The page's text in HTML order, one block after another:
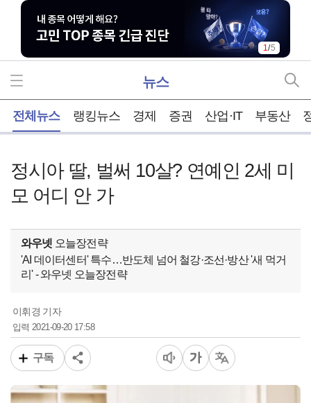
1/5
뉴스
전체뉴스 랭킹뉴스 경제 증권 산업·IT 부동산
정시아 딸, 벌써 10살? 연예인 2세 미
모 어디 안 가
와우넷 오늘장전략
'AI 데이터센터' 특수…반도체 넘어 철강·조선·방산 '새 먹거
리' - 와우넷 오늘장전략
이휘경 기자
입력2021-09-20 17:58
구독